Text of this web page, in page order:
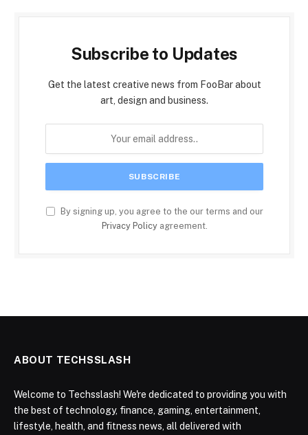
Subscribe to Updates
Get the latest creative news from FooBar about
art, design and business.
By signing up, you agree to the our terms and our
Privacy Policyagreement.
ABOUT TECHSSLASH
Welcome to Techsslash! We're dedicated to providing you with
the best of technology, finance, gaming, entertainment,
lifestyle, health, and fitness news, all delivered with